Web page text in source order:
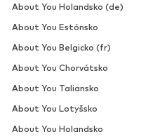
About You Holandsko (de)
About You Estónsko
About You Belgicko (fr)
About You Chorvátsko
About You Taliansko
About You Lotyšsko
About You Holandsko